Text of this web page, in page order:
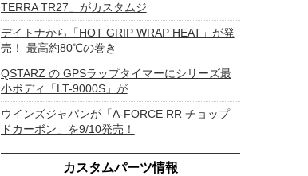
TERRA TR27」がカスタムジ
デイトナから「HOT GRIP WRAP HEAT」が発
売！ 最高約80℃の巻き
QSTARZ の GPSラップタイマーにシリーズ最
小ボディ「LT-9000S」が
ウインズジャパンが「A-FORCE RR チョップ
ドカーボン」を9/10発売！
カスタムパーツ情報